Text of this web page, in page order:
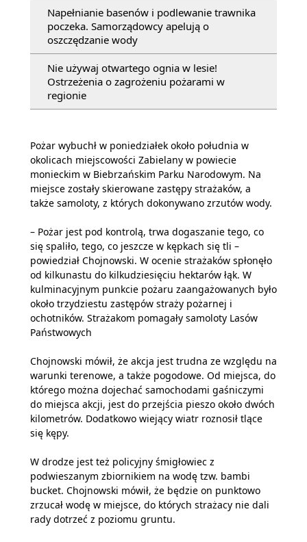
Napełnianie basenów i podlewanie trawnika
poczeka. Samorządowcy apelują o
oszczędzanie wody
Nie używaj otwartego ognia w lesie!
Ostrzeżenia o zagrożeniu pożarami w
regionie
Pożar wybuchł w poniedziałek około południa w
okolicach miejscowości Zabielany w powiecie
monieckim w Biebrzańskim Parku Narodowym. Na
miejsce zostały skierowane zastępy strażaków, a
także samoloty, z których dokonywano zrzutów wody.
– Pożar jest pod kontrolą, trwa dogaszanie tego, co
się spaliło, tego, co jeszcze w kępkach się tli –
powiedział Chojnowski. W ocenie strażaków spłonęło
od kilkunastu do kilkudziesięciu hektarów łąk. W
kulminacyjnym punkcie pożaru zaangażowanych było
około trzydziestu zastępów straży pożarnej i
ochotników. Strażakom pomagały samoloty Lasów
Państwowych
Chojnowski mówił, że akcja jest trudna ze względu na
warunki terenowe, a także pogodowe. Od miejsca, do
którego można dojechać samochodami gaśniczymi
do miejsca akcji, jest do przejścia pieszo około dwóch
kilometrów. Dodatkowo wiejący wiatr roznosił tlące
się kępy.
W drodze jest też policyjny śmigłowiec z
podwieszanym zbiornikiem na wodę tzw. bambi
bucket. Chojnowski mówił, że będzie on punktowo
zrzucał wodę w miejsce, do których strażacy nie dali
rady dotrzeć z poziomu gruntu.